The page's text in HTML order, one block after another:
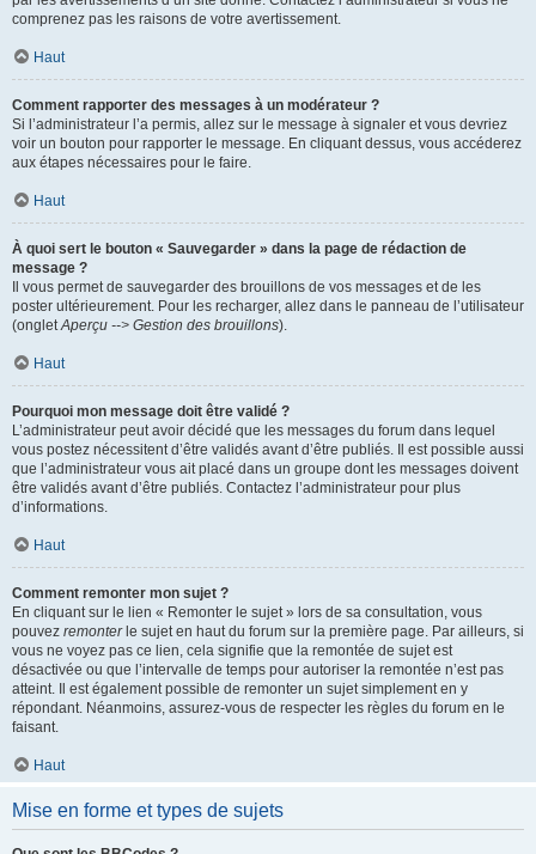
comprenez pas les raisons de votre avertissement.
Haut
Comment rapporter des messages à un modérateur ?
Si l’administrateur l’a permis, allez sur le message à signaler et vous devriez
voir un bouton pour rapporter le message. En cliquant dessus, vous accéderez
aux étapes nécessaires pour le faire.
Haut
À quoi sert le bouton « Sauvegarder » dans la page de rédaction de
message ?
Il vous permet de sauvegarder des brouillons de vos messages et de les
poster ultérieurement. Pour les recharger, allez dans le panneau de l’utilisateur
(ongletAperçu --> Gestion des brouillons).
Haut
Pourquoi mon message doit être validé ?
L’administrateur peut avoir décidé que les messages du forum dans lequel
vous postez nécessitent d’être validés avant d’être publiés. Il est possible aussi
que l’administrateur vous ait placé dans un groupe dont les messages doivent
être validés avant d’être publiés. Contactez l’administrateur pour plus
d’informations.
Haut
Comment remonter mon sujet ?
En cliquant sur le lien « Remonter le sujet » lors de sa consultation, vous
pouvez remonterle sujet en haut du forum sur la première page. Par ailleurs, si
vous ne voyez pas ce lien, cela signifie que la remontée de sujet est
désactivée ou que l’intervalle de temps pour autoriser la remontée n’est pas
atteint. Il est également possible de remonter un sujet simplement en y
répondant. Néanmoins, assurez-vous de respecter les règles du forum en le
faisant.
Haut
Mise en forme et types de sujets